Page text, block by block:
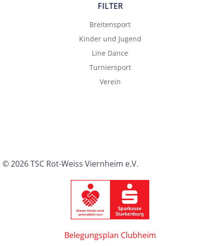
FILTER
Breitensport
Kinder und Jugend
Line Dance
Turniersport
Verein
© 2026 TSC Rot-Weiss Viernheim e.V.
Belegungsplan Clubheim